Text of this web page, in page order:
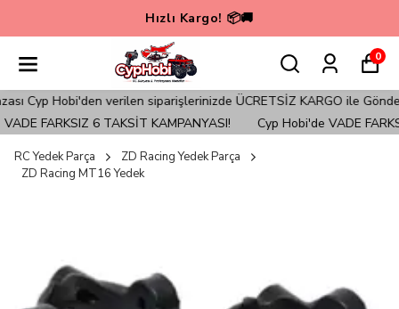
Hızlı Kargo! 📦🚚
0
Hobi'den verilen siparişlerinizde ÜCRETSİZ KARGO ile Gönderim
FARKSIZ 6 TAKSİT KAMPANYASI!
Cyp Hobi'de VADE
RC Yedek Parça
ZD Racing Yedek Parça
ZD Racing MT16 Yedek